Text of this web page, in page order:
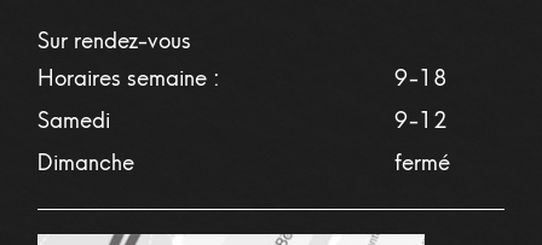
Sur rendez-vous
Horaires semaine :
9-18
Samedi
9-12
Dimanche
fermé